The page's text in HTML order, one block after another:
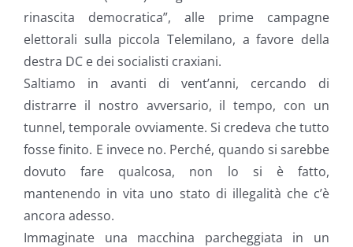
rinascita democratica”, alle prime campagne
elettorali sulla piccola Telemilano, a favore della
destra DC e dei socialisti craxiani.
Saltiamo in avanti di vent’anni, cercando di
distrarre il nostro avversario, il tempo, con un
tunnel, temporale ovviamente. Si credeva che tutto
fosse finito. E invece no. Perché, quando si sarebbe
dovuto fare qualcosa, non lo si è fatto,
mantenendo in vita uno stato di illegalità che c’è
ancora adesso.
Immaginate una macchina parcheggiata in un